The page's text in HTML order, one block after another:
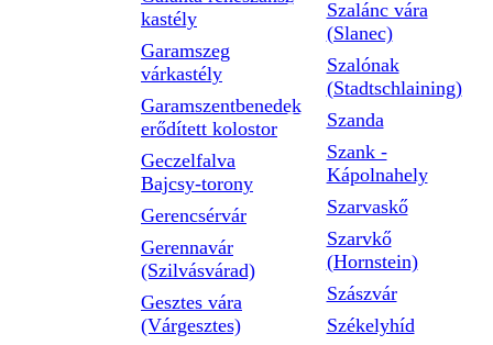
kastély
Garamszeg
várkastély
Garamszentbenedek
erődített kolostor
Geczelfalva
Bajcsy-torony
Gerencsérvár
Gerennavár
(Szilvásvárad)
Gesztes vára
(Várgesztes)
Szalánc vára
(Slanec)
Szalónak
(Stadtschlaining)
Szanda
Szank -
Kápolnahely
Szarvaskő
Szarvkő
(Hornstein)
Szászvár
Székelyhíd